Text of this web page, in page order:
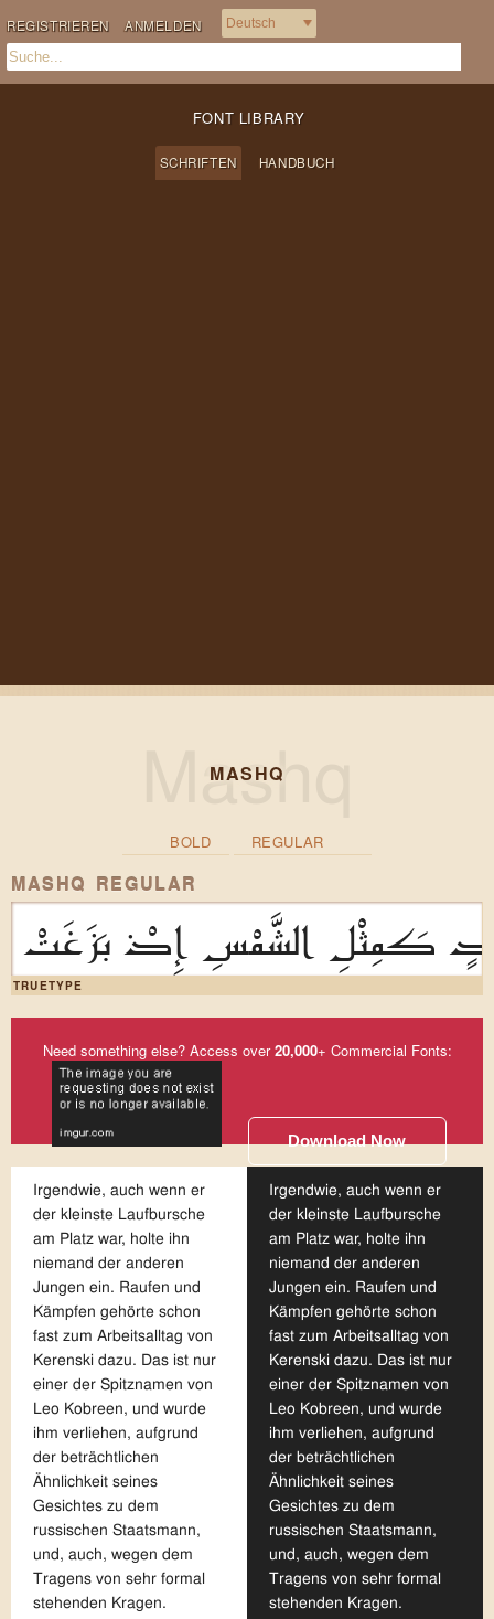
REGISTRIEREN ANMELDEN
FONT LIBRARY
SCHRIFTEN HANDBUCH
MASHQ
BOLD REGULAR
MASHQ REGULAR
كَمِثْلِ الشَّمْسِ إِذْ بَزَغَتْ
TRUETYPE
Need something else? Access over20,000+ Commercial Fonts:
Download Now
Irgendwie, auch wenn er
der kleinste Laufbursche
am Platz war, holte ihn
niemand der anderen
Jungen ein. Raufen und
Kämpfen gehörte schon
fast zum Arbeitsalltag von
Kerenski dazu. Das ist nur
einer der Spitznamen von
Leo Kobreen, und wurde
ihm verliehen, aufgrund
der beträchtlichen
Ähnlichkeit seines
Gesichtes zu dem
russischen Staatsmann,
und, auch, wegen dem
Tragens von sehr formal
stehenden Kragen.
Irgendwie, auch wenn er
der kleinste Laufbursche
am Platz war, holte ihn
niemand der anderen
Jungen ein. Raufen und
Kämpfen gehörte schon
fast zum Arbeitsalltag von
Kerenski dazu. Das ist nur
einer der Spitznamen von
Leo Kobreen, und wurde
ihm verliehen, aufgrund
der beträchtlichen
Ähnlichkeit seines
Gesichtes zu dem
russischen Staatsmann,
und, auch, wegen dem
Tragens von sehr formal
stehenden Kragen.